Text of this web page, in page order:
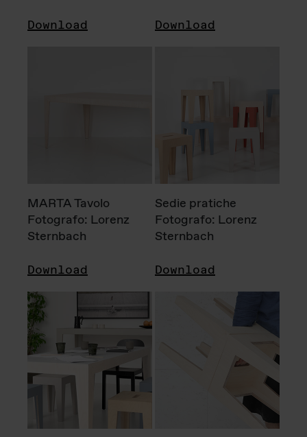
Download Download
MARTA Tavolo
Fotografo: Lorenz
Sternbach
Download
Sedie pratiche
Fotografo: Lorenz
Sternbach
Download